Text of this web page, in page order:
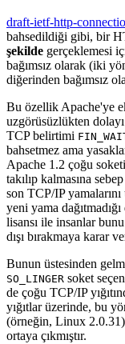
draft-ietf-http-
bahsedildiği gibi, bir
şekilde gerçeklemesi
bağımsız olarak (iki
diğerinden bağımsız
Bu özellik Apache'ye
uzgörüsüzlükten
TCP belirtimi
bahsetmez ama
Apache 1.2 çoğu
takılıp kalmasına
son TCP/IP
yeni yama
lisansı ile insanlar
dışı bırakmaya karar
Bunun üstesinden
SO_LINGER soket
de çoğu TCP/IP
yığıtlar üzerinde, bu
(örneğin, Linux
ortaya çıkmıştır.